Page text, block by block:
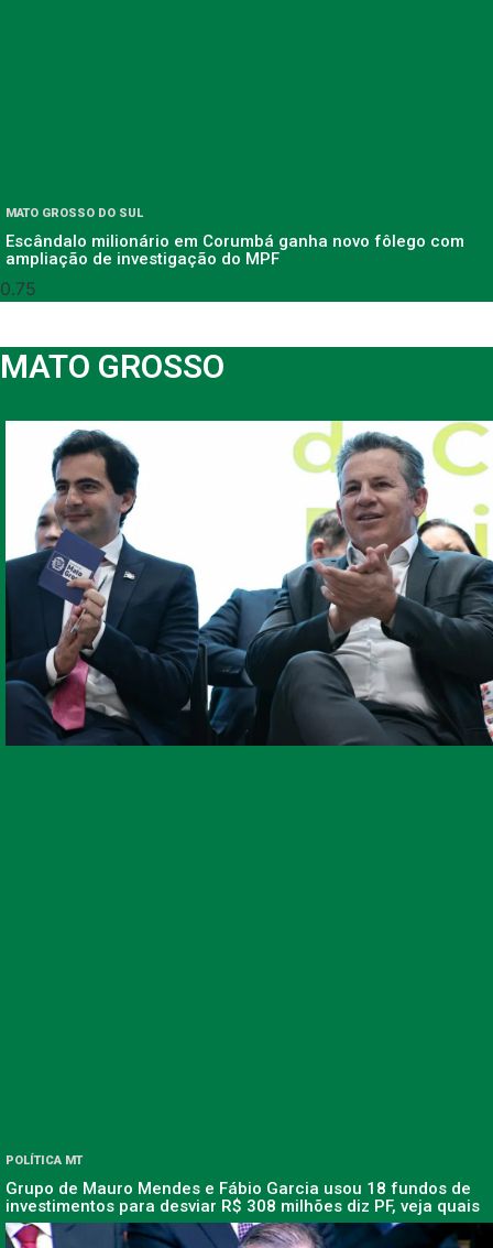
MATO GROSSO DO SUL
Escândalo milionário em Corumbá ganha novo fôlego com
ampliação de investigação do MPF
MATO GROSSO
POLÍTICA MT
Grupo de Mauro Mendes e Fábio Garcia usou 18 fundos de
investimentos para desviar R$ 308 milhões diz PF, veja quais